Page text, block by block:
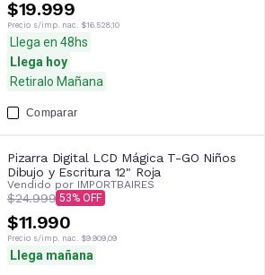
$19.999
Precio s/imp. nac. $16.528,10
Llega en 48hs
Llega hoy
Retiralo Mañana
Comparar
Pizarra Digital LCD Mágica T-GO Niños
Dibujo y Escritura 12" Roja
Vendido por IMPORTBAIRES
$24.999 53
$11.990
Precio s/imp. nac. $9.909,09
Llega mañana